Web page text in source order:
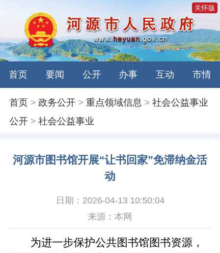
关怀版
首页 要闻 公开 办事 互动 市情
首页 >政务公开 >重点领域信息 >社会公益事业
公开 >社会公益事业
河源市图书馆开展“让书回家”免滞纳金活
动
日期：2026-04-13 10:50:04
来源：本网
为进一步保护公共图书馆图书资源，